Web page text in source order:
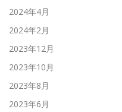
2024年4月
2024年2月
2023年12月
2023年10月
2023年8月
2023年6月